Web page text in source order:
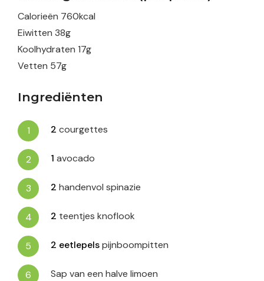
Calorieën 760kcal
Eiwitten 38g
Koolhydraten 17g
Vetten 57g
Ingrediënten
2 courgettes
1 avocado
2 handenvol spinazie
2 teentjes knoflook
2 eetlepelspijnboompitten
Sap van een halve limoen